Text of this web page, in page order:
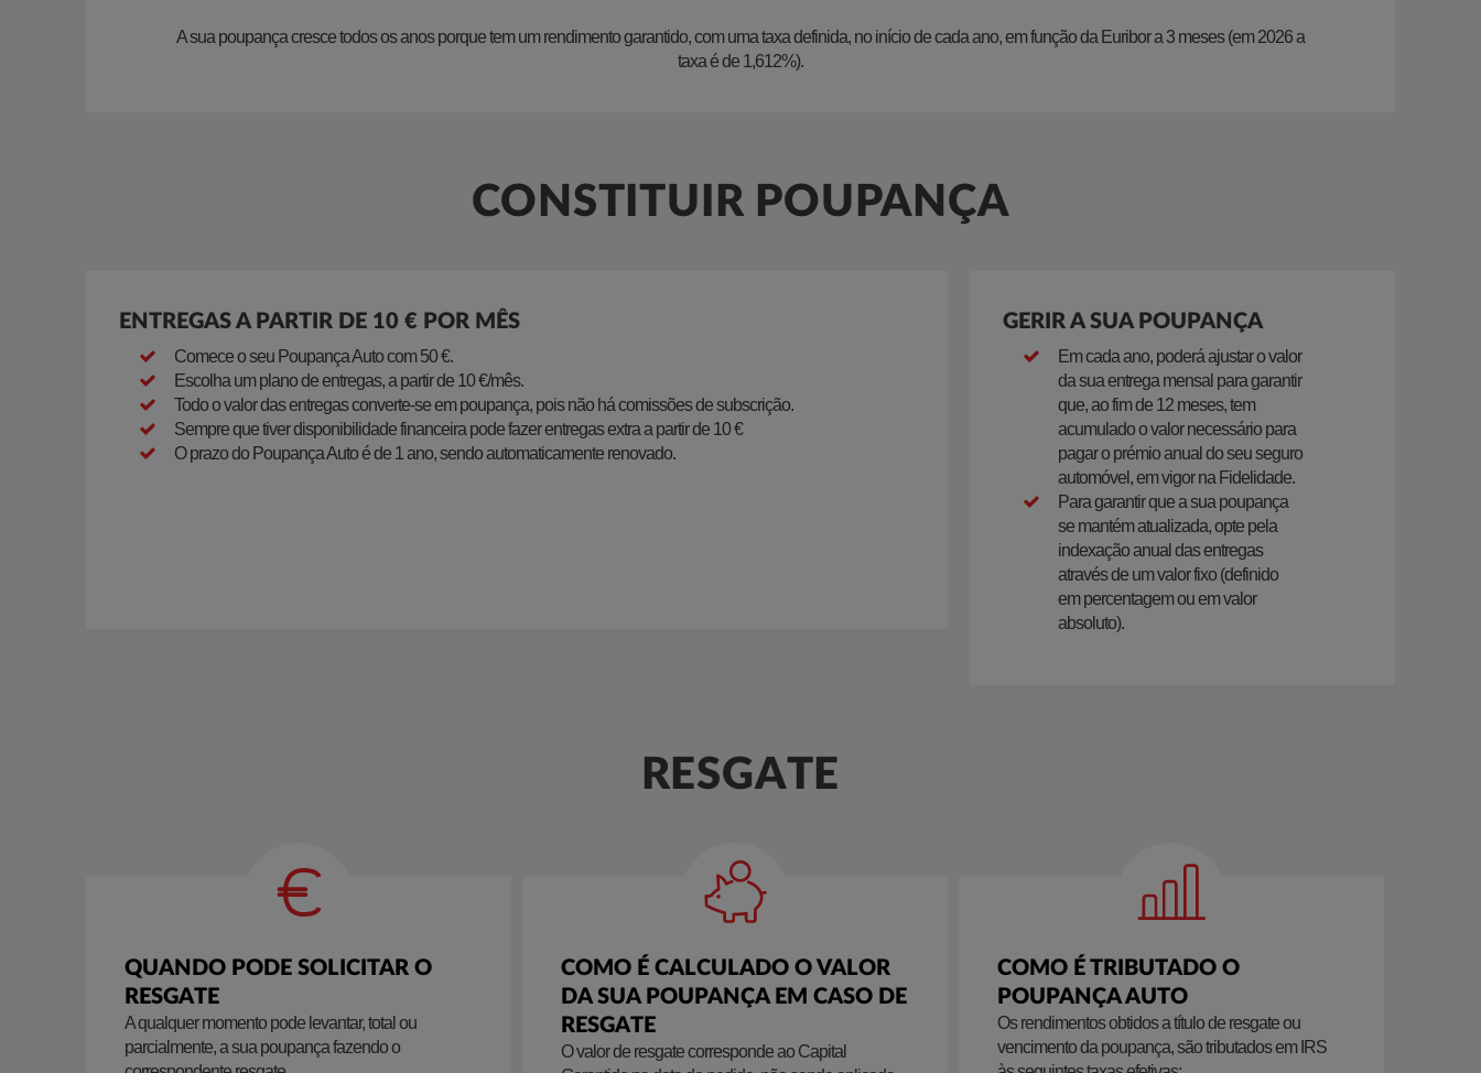
A sua poupança cresce todos os anos porque tem um rendimento garantido, com uma taxa definida, no início de cada ano, em função da Euribor a 3 meses (em 2026 a
taxa é de 1,612%).
CONSTITUIR POUPANÇA
ENTREGAS A PARTIR DE 10 € POR MÊS
Comece o seu Poupança Auto com 50 €.
Escolha um plano de entregas, a partir de 10 €/mês.
Todo o valor das entregas converte-se em poupança, pois não há comissões de subscrição.
Sempre que tiver disponibilidade financeira pode fazer entregas extra a partir de 10 €
O prazo do Poupança Auto é de 1 ano, sendo automaticamente renovado.​
GERIR A SUA POUPANÇA
​Em cada ano, poderá ajustar o valor
da sua entrega mensal para garantir
que, ao fim de 12 meses, tem
acumulado o valor necessário para
pagar o prémio anual do seu seguro
automóvel, em vigor na Fidelidade.
Para garantir que a sua poupança
se mantém atualizada, opte pela
indexação anual das entregas
através de um valor fixo (definido
em percentagem ou em valor
absoluto).​
RESGATE
QUANDO PODE SOLICITAR O
RESGATE
​A qualquer momento pode levantar, total ou
parcialmente, a sua poupança fazendo o
COMO É CALCULADO O VALOR
DA SUA POUPANÇA EM CASO DE
RESGATE
​O valor de resgate corresponde ao Capital
COMO É TRIBUTADO O
POUPANÇA AUTO
​Os rendimentos obtidos a título de resgate ou
vencimento da poupança, são tributados em IRS